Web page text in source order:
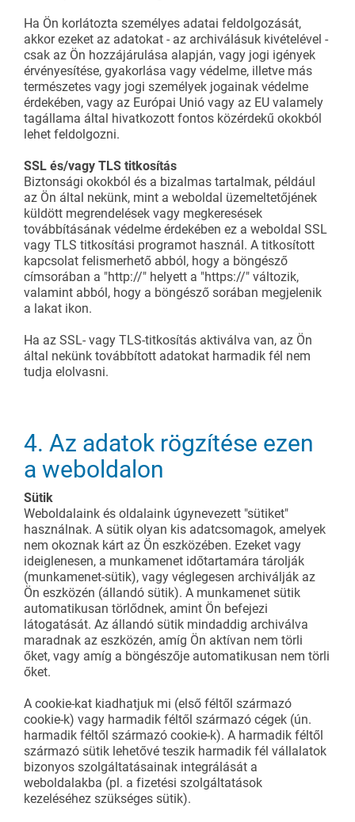
Ha Ön korlátozta személyes adatai feldolgozását,
akkor ezeket az adatokat - az archiválásuk kivételével -
csak az Ön hozzájárulása alapján, vagy jogi igények
érvényesítése, gyakorlása vagy védelme, illetve más
természetes vagy jogi személyek jogainak védelme
érdekében, vagy az Európai Unió vagy az EU valamely
tagállama által hivatkozott fontos közérdekű okokból
lehet feldolgozni.
SSL és/vagy TLS titkosítás
Biztonsági okokból és a bizalmas tartalmak, például
az Ön által nekünk, mint a weboldal üzemeltetőjének
küldött megrendelések vagy megkeresések
továbbításának védelme érdekében ez a weboldal SSL
vagy TLS titkosítási programot használ. A titkosított
kapcsolat felismerhető abból, hogy a böngésző
címsorában a "http://" helyett a "https://" változik,
valamint abból, hogy a böngésző sorában megjelenik
a lakat ikon.
Ha az SSL- vagy TLS-titkosítás aktiválva van, az Ön
által nekünk továbbított adatokat harmadik fél nem
tudja elolvasni.
4. Az adatok rögzítése ezen
a weboldalon
Sütik
Weboldalaink és oldalaink úgynevezett "sütiket"
használnak. A sütik olyan kis adatcsomagok, amelyek
nem okoznak kárt az Ön eszközében. Ezeket vagy
ideiglenesen, a munkamenet időtartamára tárolják
(munkamenet-sütik), vagy véglegesen archiválják az
Ön eszközén (állandó sütik). A munkamenet sütik
automatikusan törlődnek, amint Ön befejezi
látogatását. Az állandó sütik mindaddig archiválva
maradnak az eszközén, amíg Ön aktívan nem törli
őket, vagy amíg a böngészője automatikusan nem törli
őket.
A cookie-kat kiadhatjuk mi (első féltől származó
cookie-k) vagy harmadik féltől származó cégek (ún.
harmadik féltől származó cookie-k). A harmadik féltől
származó sütik lehetővé teszik harmadik fél vállalatok
bizonyos szolgáltatásainak integrálását a
weboldalakba (pl. a fizetési szolgáltatások
kezeléséhez szükséges sütik).